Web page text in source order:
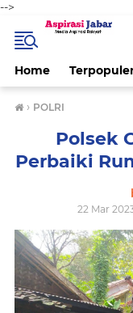
-->
Home
› POLRI
Polsek
Perbaiki
22 Mar